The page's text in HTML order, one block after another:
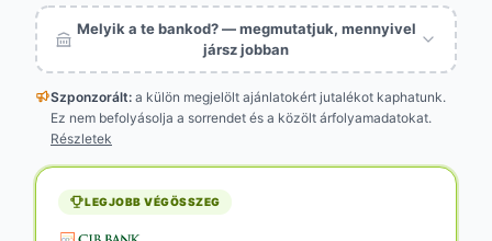
Melyik a te bankod? — megmutatjuk, mennyivel
jársz jobban
Szponzorált: a külön megjelölt ajánlatokért jutalékot kaphatunk.
Ez nem befolyásolja a sorrendet és a közölt árfolyamadatokat.
Részletek
LEGJOBB VÉGÖSSZEG